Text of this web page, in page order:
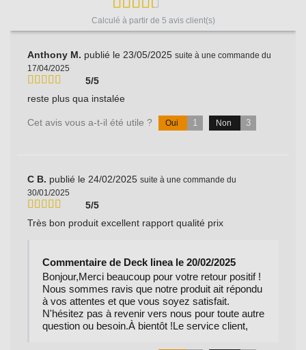
Calculé à partir de 5 avis client(s)
Anthony M. publié le 23/05/2025 suite à une commande du
17/04/2025
5/5
reste plus qua instalée
Cet avis vous a-t-il été utile ? Oui 1 Non 3
C B. publié le 24/02/2025 suite à une commande du
30/01/2025
5/5
Très bon produit excellent rapport qualité prix
Commentaire de Deck linea le 20/02/2025
Bonjour,Merci beaucoup pour votre retour positif !
Nous sommes ravis que notre produit ait répondu
à vos attentes et que vous soyez satisfait.
N'hésitez pas à revenir vers nous pour toute autre
question ou besoin.À bientôt !Le service client,